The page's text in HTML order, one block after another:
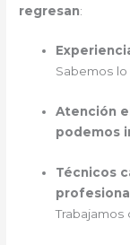
regresan:
Sabemos
Atención
podemos
Técnicos
Trabajamos